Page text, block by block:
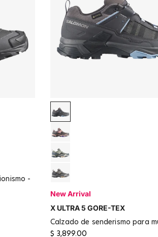
Asphalt / Castlerock /
Iron / Shadow Gray
Seagrass / Turbulence /
Plum Kitten / Nine Iron /
New Arrival
X ULTRA 5 GORE-TEX
calzado de senderismo para
$ 3,899.00